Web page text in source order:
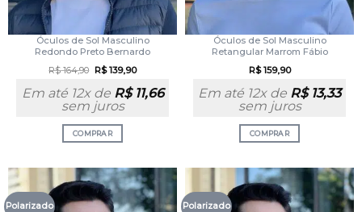
Óculos de Sol Masculino
Redondo Preto Bernardo
R$164,90 R$139,90
Em até 12x de R$11,66
sem juros
COMPRAR
Óculos de Sol Masculino
Retangular Marrom Fábio
R$159,90
Em até 12x de R$13,33
sem juros
COMPRAR
Polarizado Polarizado